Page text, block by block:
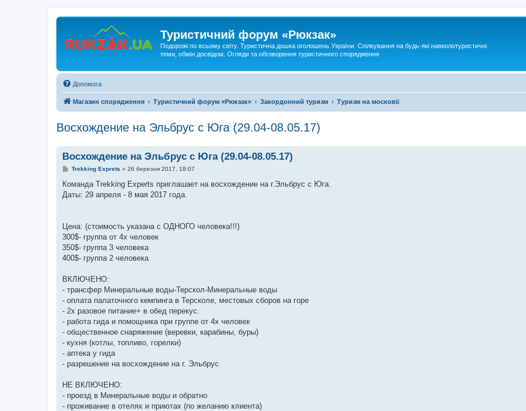
Туристичний форум «Рюкзак»
Подорожі по всьому світу. Туристична дошка оголошень України. Спілкування на будь-які навколотуристичні
теми, обмін досвідом. Огляди та обговорення туристичного спорядження
Допомога
Магазин спорядження Туристичний форум «Рюкзак» Закордонний туризм Туризм на московії
Восхождение на Эльбрус с Юга (29.04-08.05.17)
Восхождение на Эльбрус с Юга (29.04-08.05.17)
П
в
д
е
н
я
Trekking Exprets » 26 березня 2017, 18:07
Команда Тrekking Experts приглашает на восхождение на г.Эльбрус с Юга.
Даты: 29 апреля - 8 мая 2017 года.
Цена: (стоимость указана с ОДНОГО человека!!!)
300$- группа от 4х человек
350$- группа 3 человека
400$- группа 2 человека
ВКЛЮЧЕНО:
- трансфер Минеральные воды-Терскол-Минеральные воды
- оплата палаточного кемпинга в Терсколе, местовых сборов на горе
- 2х разовое питание+ в обед перекус.
- работа гида и помощника при группе от 4х человек
- общественное снаряжение (веревки, карабины, буры)
- кухня (котлы, топливо, горелки)
- аптека у гида
- разрешение на восхождение на г. Эльбрус
НЕ ВКЛЮЧЕНО:
- проезд в Минеральные воды и обратно
- проживание в отелях и приютах (по желанию клиента)